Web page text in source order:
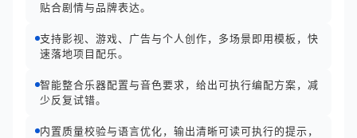
贴合剧情与品牌表达。
支持影视、游戏、广告与个人创作，多场景即用模板，快
速落地项目配乐。
智能整合乐器配置与音色要求，给出可执行编配方案，减
少反复试错。
内置质量校验与语言优化，输出清晰可读可执行的提示，